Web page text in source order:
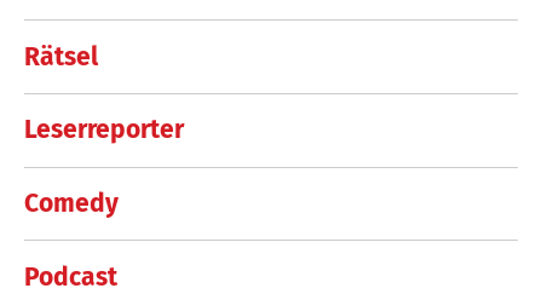
Rätsel
Leserreporter
Comedy
Podcast